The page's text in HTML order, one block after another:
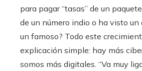
para pagar “tasas” de un
de un número indio o ha visto un
un famoso? Todo este
explicación simple: hay más
somos más digitales. “Va muy